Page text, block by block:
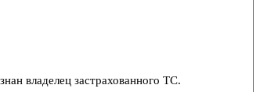
владелец застрахованного ТС.